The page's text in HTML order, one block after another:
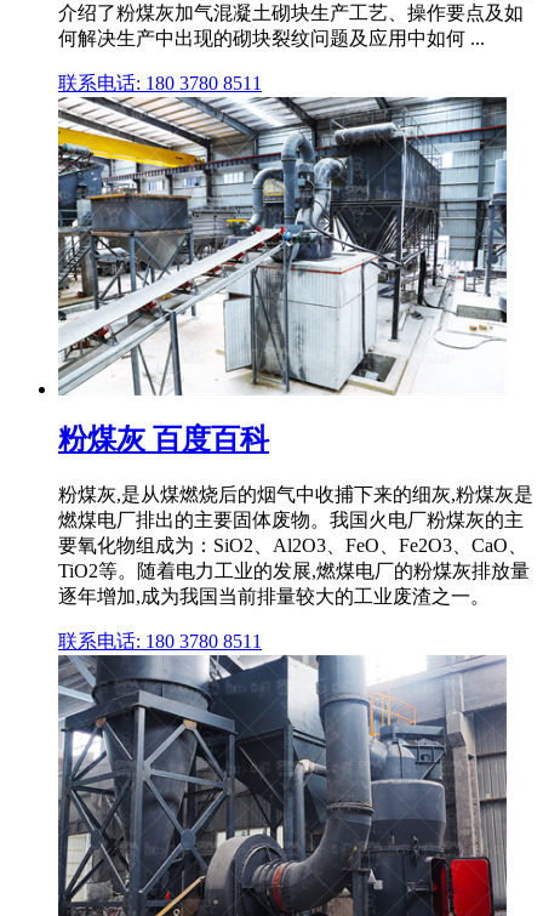
介绍了粉煤灰加气混凝土砌块生产工艺、操作要点及如
何解决生产中出现的砌块裂纹问题及应用中如何 ...
联系电话: 180 3780 8511
粉煤灰 百度百科
粉煤灰,是从煤燃烧后的烟气中收捕下来的细灰,粉煤灰是
燃煤电厂排出的主要固体废物。我国火电厂粉煤灰的主
要氧化物组成为：SiO2、Al2O3、FeO、Fe2O3、CaO、
TiO2等。随着电力工业的发展,燃煤电厂的粉煤灰排放量
逐年增加,成为我国当前排量较大的工业废渣之一。
联系电话: 180 3780 8511